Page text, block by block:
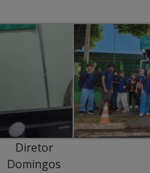
Diretor
Domingos